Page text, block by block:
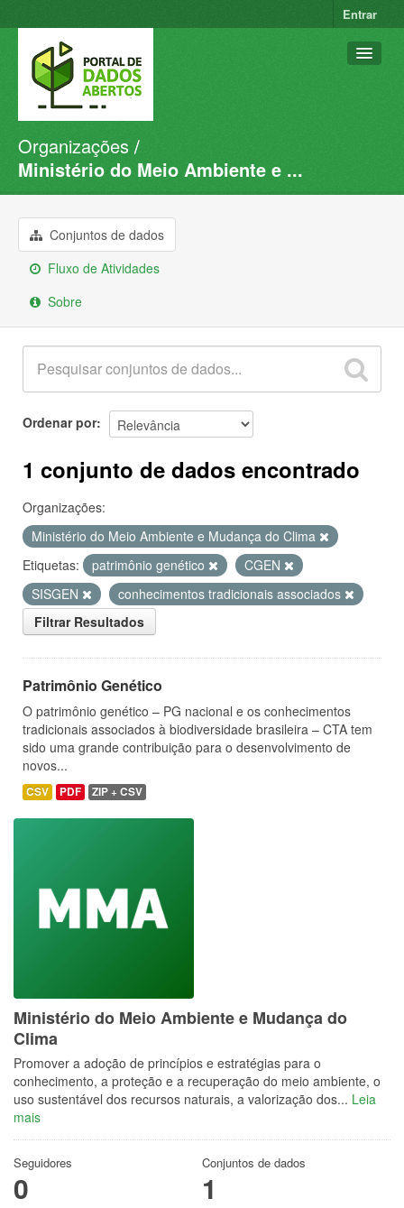
Entrar
Conjuntos de dados
Organizações
Sobre
Organizações
Ministério do Meio Ambiente e ...
Conjuntos de dados
Fluxo de Atividades
Sobre
Ordenar por
1 conjunto de dados encontrado
Organizações:
Ministério do Meio Ambiente e Mudança do Clima
Etiquetas:
patrimônio genético
CGEN
SISGEN
conhecimentos tradicionais associados
Filtrar Resultados
Patrimônio Genético
O patrimônio genético – PG nacional e os conhecimentos
tradicionais associados à biodiversidade brasileira – CTA tem
sido uma grande contribuição para o desenvolvimento de
novos...
CSV PDF ZIP + CSV
Ministério do Meio Ambiente e Mudança do
Clima
Promover a adoção de princípios e estratégias para o
conhecimento, a proteção e a recuperação do meio ambiente, o
uso sustentável dos recursos naturais, a valorização dos... Leia
mais
Seguidores
0
Conjuntos de dados
1